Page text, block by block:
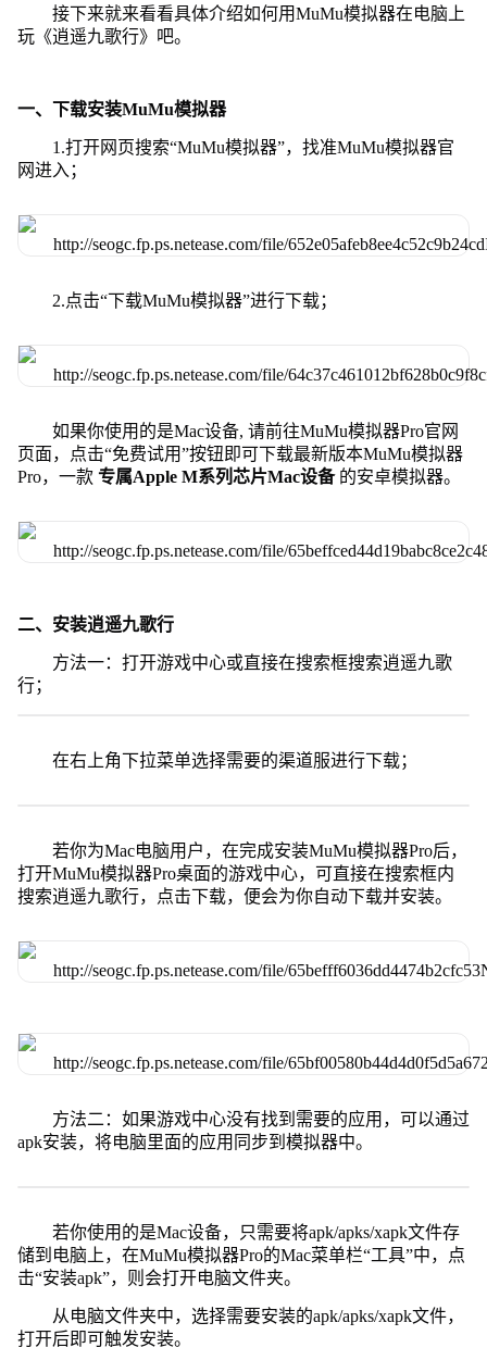
接下来就来看看具体介绍如何用MuMu模拟器在电脑上
玩《逍遥九歌行》吧。
一、下载安装MuMu模拟器
1.打开网页搜索“MuMu模拟器”，找准MuMu模拟器官
网进入；
2.点击“下载MuMu模拟器”进行下载；
如果你使用的是Mac设备, 请前往MuMu模拟器Pro官网
页面，点击“免费试用”按钮即可下载最新版本MuMu模拟器
Pro，一款 专属Apple M系列芯片Mac设备 的安卓模拟器。
二、安装逍遥九歌行
方法一：打开游戏中心或直接在搜索框搜索逍遥九歌
行；
在右上角下拉菜单选择需要的渠道服进行下载；
若你为Mac电脑用户，在完成安装MuMu模拟器Pro后，
打开MuMu模拟器Pro桌面的游戏中心，可直接在搜索框内
搜索逍遥九歌行，点击下载，便会为你自动下载并安装。
方法二：如果游戏中心没有找到需要的应用，可以通过
apk安装，将电脑里面的应用同步到模拟器中。
若你使用的是Mac设备，只需要将apk/apks/xapk文件存
储到电脑上，在MuMu模拟器Pro的Mac菜单栏“工具”中，点
击“安装apk”，则会打开电脑文件夹。
从电脑文件夹中，选择需要安装的apk/apks/xapk文件，
打开后即可触发安装。